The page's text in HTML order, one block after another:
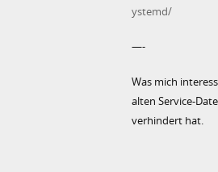
ystemd/
—-
Was mich
alten Service-
verhindert hat.